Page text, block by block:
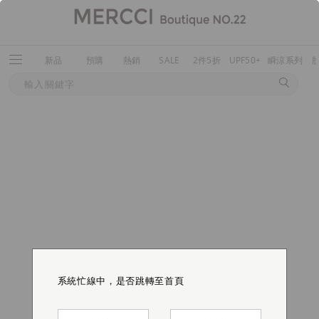
新品 預購 熱銷 SALE 2件5折 UPF50+ 瞬涼系列
系統忙線中，是否跳轉至首頁
系統忙線中，是否跳轉至首頁
系統忙線中，是否跳轉至首頁
系統忙線中，是否跳轉至首頁
系統忙線中，是否跳轉至首頁